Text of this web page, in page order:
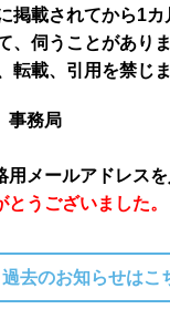
掲載されてから1カ
、伺うことがあり
転載、引用を禁じま
事務局
用メールアドレス
うございました。
過去のお知らせはこ